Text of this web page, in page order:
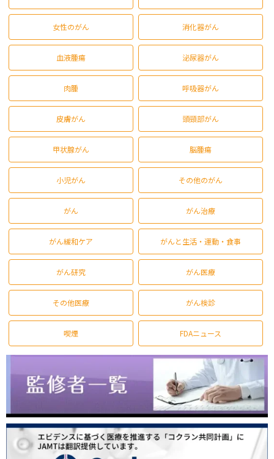
女性のがん 消化器がん
血液腫瘍 泌尿器がん
肉腫 呼吸器がん
皮膚がん 頭頸部がん
甲状腺がん 脳腫瘍
小児がん その他のがん
がん がん治療
がん緩和ケア がんと生活・運動・食事
がん研究 がん医療
その他医療 がん検診
喫煙 FDAニュース